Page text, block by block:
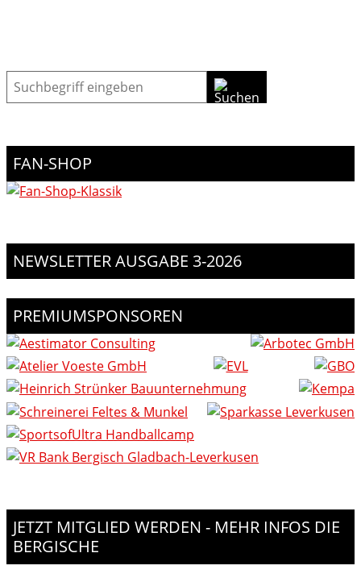
Suche
FAN-SHOP
NEWSLETTER AUSGABE 3-2026
PREMIUMSPONSOREN
JETZT MITGLIED WERDEN - MEHR INFOS DIE
BERGISCHE